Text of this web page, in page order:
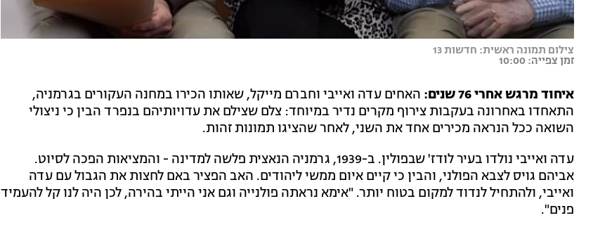
צילום תמונה ראשית: חדשות 13
זמן צפייה: 10:00
איחוד מרגש אחרי 76 שנים:
האחים עדה ואייבי וחברם מייקל, שאותו הכירו במחנה העקורים בגרמניה,
התאחדו באחרונה בעקבות צירוף מקרים נדיר במיוחד: צלם שצילם את עדויותיהם בנפרד הבין כי ניצולי
השואה ככל הנראה מכירים אחד את השני, לאחר שהציגו תמונות זהות.
עדה ואייבי נולדו בעיר לודז' שבפולין. ב-1939, גרמניה הנאצית פלשה למדינה - והמציאות הפכה לסיוט.
אביהם גויס לצבא הפולני, והבין כי קיים איום ממשי ליהודים. האב הפציר באם לחצות את הגבול עם עדה
ואייבי, ולהתחיל לנדוד למקום בטוח יותר. "אימא נראתה פולנייה וגם אני הייתי בהירה, לכן היה לנו קל להעמיד
פנים".